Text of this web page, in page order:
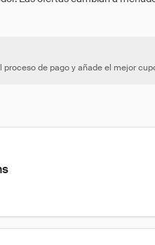
de pago y añade el mejor